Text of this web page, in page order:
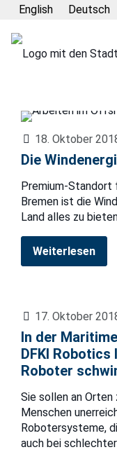
English Deutsch
18. Oktober
Die
Premium-Standort
Bremen ist die
Land alles zu
Weiterlesen
17. Oktober
In der
DFKI
Roboter
Sie sollen an Orten
Menschen
Robotersysteme,
auch bei